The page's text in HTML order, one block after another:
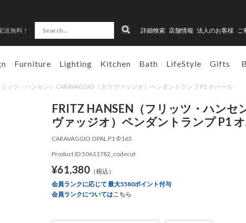
送無料！ 詳細検索 店舗情報 法人のお客様 ご
Furniture Lighting Kitchen Bath LifeStyle Gifts
リッツ・ハンセン）CARAVAGGIO（カラヴァッジオ）ペンダントランプ P1 オパール
FRITZ HANSEN（フリッツ・ハンセ
ヴァッジオ）ペンダントランプ P1
CARAVAGGIO OPAL P1 Φ165
Product ID:50611782_codecut
¥61,380（税込）
会員ランクに応じて 最大5580ポイント付与
会員ランクについてはこちら